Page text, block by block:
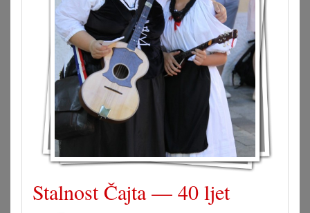
Stalnost Čajta — 40 ljet